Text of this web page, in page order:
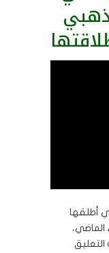
أطلقها
الماضي،